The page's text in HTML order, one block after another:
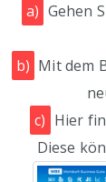
a) Gehen
b) Mit dem
c) Hier
Diese